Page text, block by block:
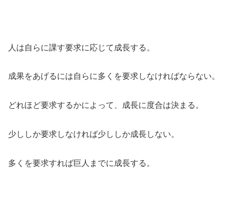
人は自らに課す要求に応じて成長する。
成果をあげるには自らに多くを要求しなければならない。
どれほど要求するかによって、成長に度合は決まる。
少ししか要求しなければ少ししか成長しない。
多くを要求すれば巨人までに成長する。